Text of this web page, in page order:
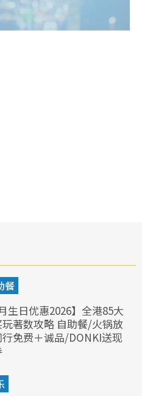
餐
月生日优惠2026】全港85大
著数攻略 自助餐/火锅放
行免费＋诚品/DONKI送现